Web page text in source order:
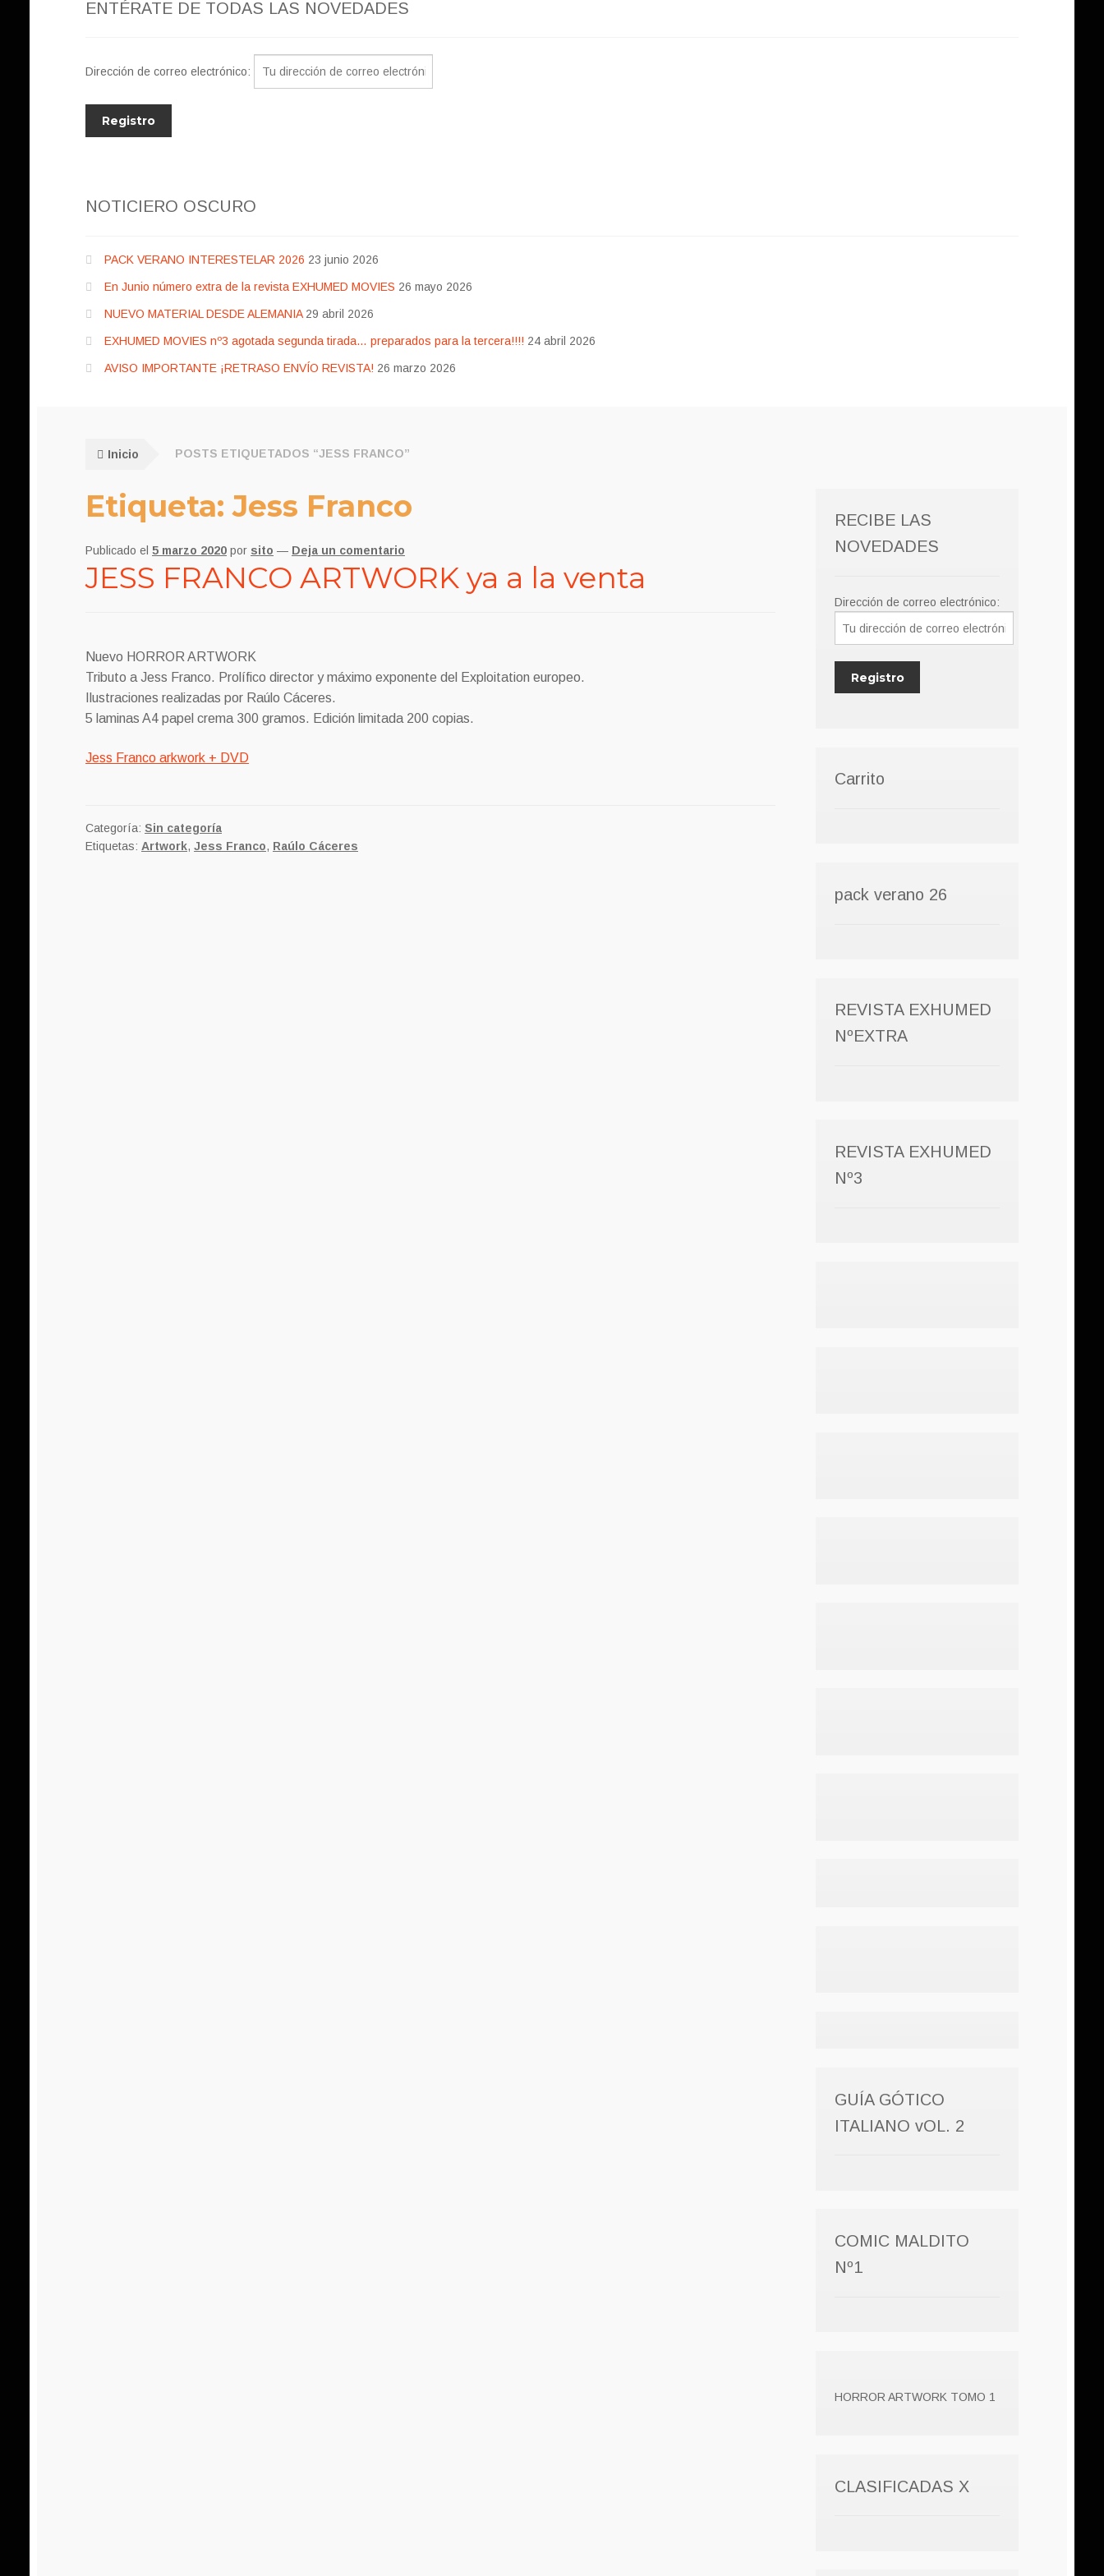
ENTÉRATE DE TODAS LAS NOVEDADES
Dirección de correo electrónico:
NOTICIERO OSCURO
PACK VERANO INTERESTELAR 2026 23 junio 2026
En Junio número extra de la revista EXHUMED MOVIES 26 mayo 2026
NUEVO MATERIAL DESDE ALEMANIA 29 abril 2026
EXHUMED MOVIES nº3 agotada segunda tirada… preparados para la tercera!!!! 24 abril 2026
AVISO IMPORTANTE ¡RETRASO ENVÍO REVISTA! 26 marzo 2026
Inicio POSTS ETIQUETADOS “JESS FRANCO”
Etiqueta:Jess Franco
Publicado el 5 marzo 2020 por sito — Deja un comentario
JESS FRANCO ARTWORK ya a la venta
Nuevo HORROR ARTWORK
Tributo a Jess Franco. Prolífico director y máximo exponente del Exploitation europeo.
Ilustraciones realizadas por Raúlo Cáceres.
5 laminas A4 papel crema 300 gramos. Edición limitada 200 copias.
Jess Franco arkwork + DVD
Categoría: Sin categoría
Etiquetas: Artwork, Jess Franco, Raúlo Cáceres
RECIBE LAS
NOVEDADES
Dirección de correo electrónico:
Carrito
pack verano 26
REVISTA EXHUMED
NºEXTRA
REVISTA EXHUMED
Nº3
GUÍA GÓTICO
ITALIANO vOL. 2
COMIC MALDITO
Nº1
HORROR ARTWORK TOMO 1
CLASIFICADAS X